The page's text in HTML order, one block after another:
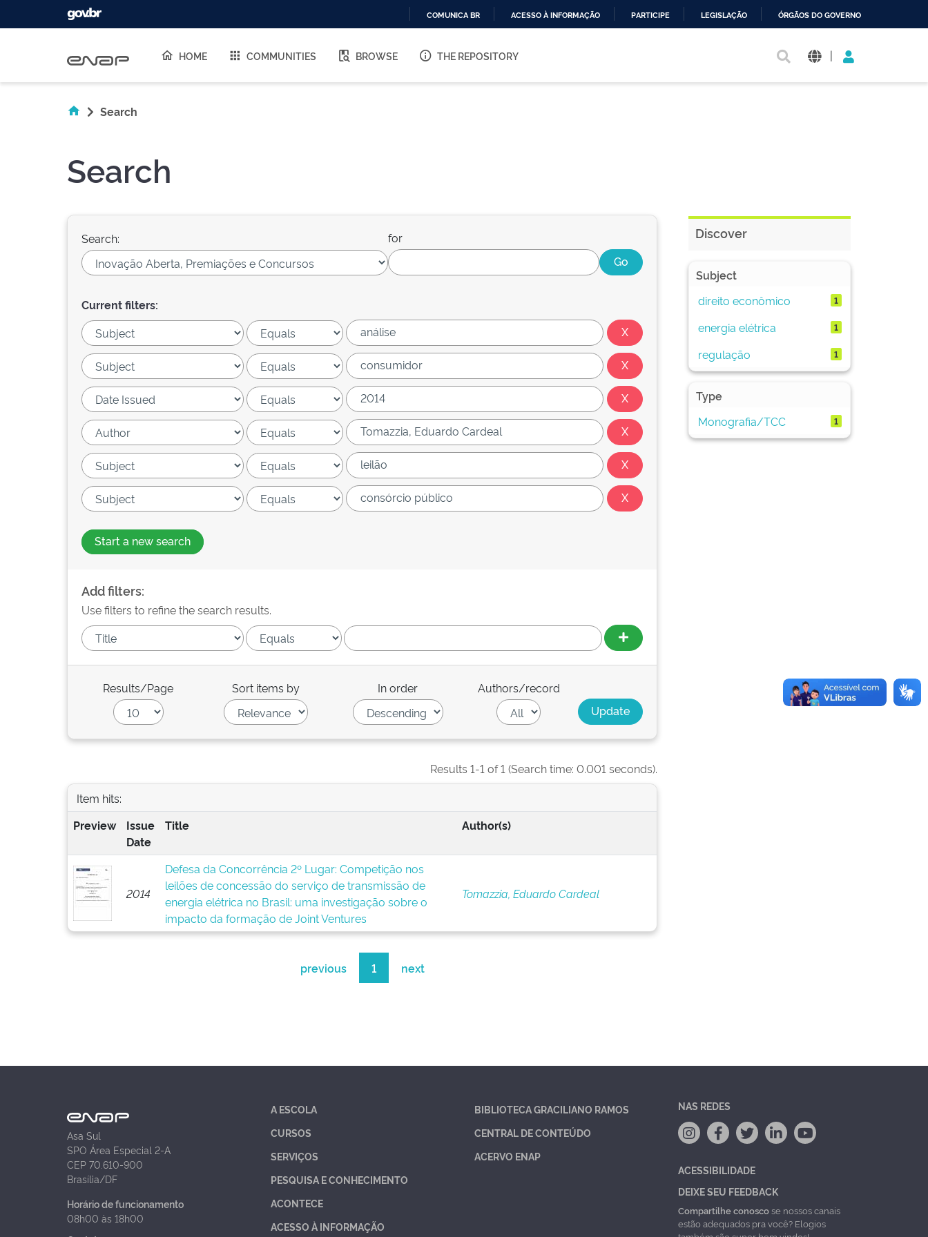
O
COMUNICA BR ACESSO À INFORMAÇÃO PARTICIPE LEGISLAÇÃO ÓRGÃOS DO GOVERNO
HOME COMMUNITIES BROWSE THE REPOSITORY |
Search
Search
Search: for
Current filters:
Start a new search
Add filters:
Use filters to refine the search results.
Results/Page Sort items by In order Authors/record
Results 1-1 of 1 (Search time: 0.001 seconds).
Item hits:
Preview
Issue
Date
Title Author(s)
2014
Defesa da Concorrência 2º Lugar: Competição nos
leilões de concessão do serviço de transmissão de
energia elétrica no Brasil: uma investigação sobre o
impacto da formação de Joint Ventures
Tomazzia, Eduardo Cardeal
previous 1 next
Discover
Subject
direito econômico
1
energia elétrica 1
regulação 1
Type
Monografia/TCC
1
Asa Sul
SPO Área Especial 2-A
CEP 70.610-900
Brasília/DF
Horário de funcionamento
08h00 às 18h00
A ESCOLA
CURSOS
SERVIÇOS
PESQUISA E CONHECIMENTO
ACONTECE
ACESSO À INFORMAÇÃO
BIBLIOTECA GRACILIANO RAMOS
CENTRAL DE CONTEÚDO
ACERVO ENAP
NAS REDES
ACESSIBILIDADE
DEIXE SEU FEEDBACK
Compartilhe conoscose nossos canais
estão adequados pra você? Elogios